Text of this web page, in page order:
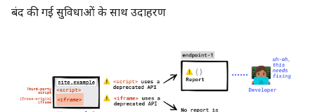
बंद की गई सुविधाओं के साथ उदाहरण